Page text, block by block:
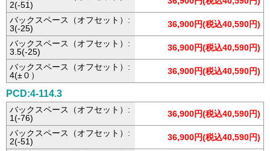
2(-51)
バックスペース（オフセット）:
3(-25)
36,900円(税込40,590円)
バックスペース（オフセット）:
3.5(-25)
36,900円(税込40,590円)
バックスペース（オフセット）:
4(±０）
36,900円(税込40,590円)
PCD:4-114.3
バックスペース（オフセット）:
1(-76)
36,900円(税込40,590円)
バックスペース（オフセット）:
2(-51)
36,900円(税込40,590円)